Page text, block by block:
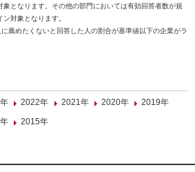
となります。その他の部門においては有効回答者数が規
対象となります。
薦めたくないと回答した人の割合が基準値以下の企業がラ
2022年 2021年 2020年
2019年
2015年